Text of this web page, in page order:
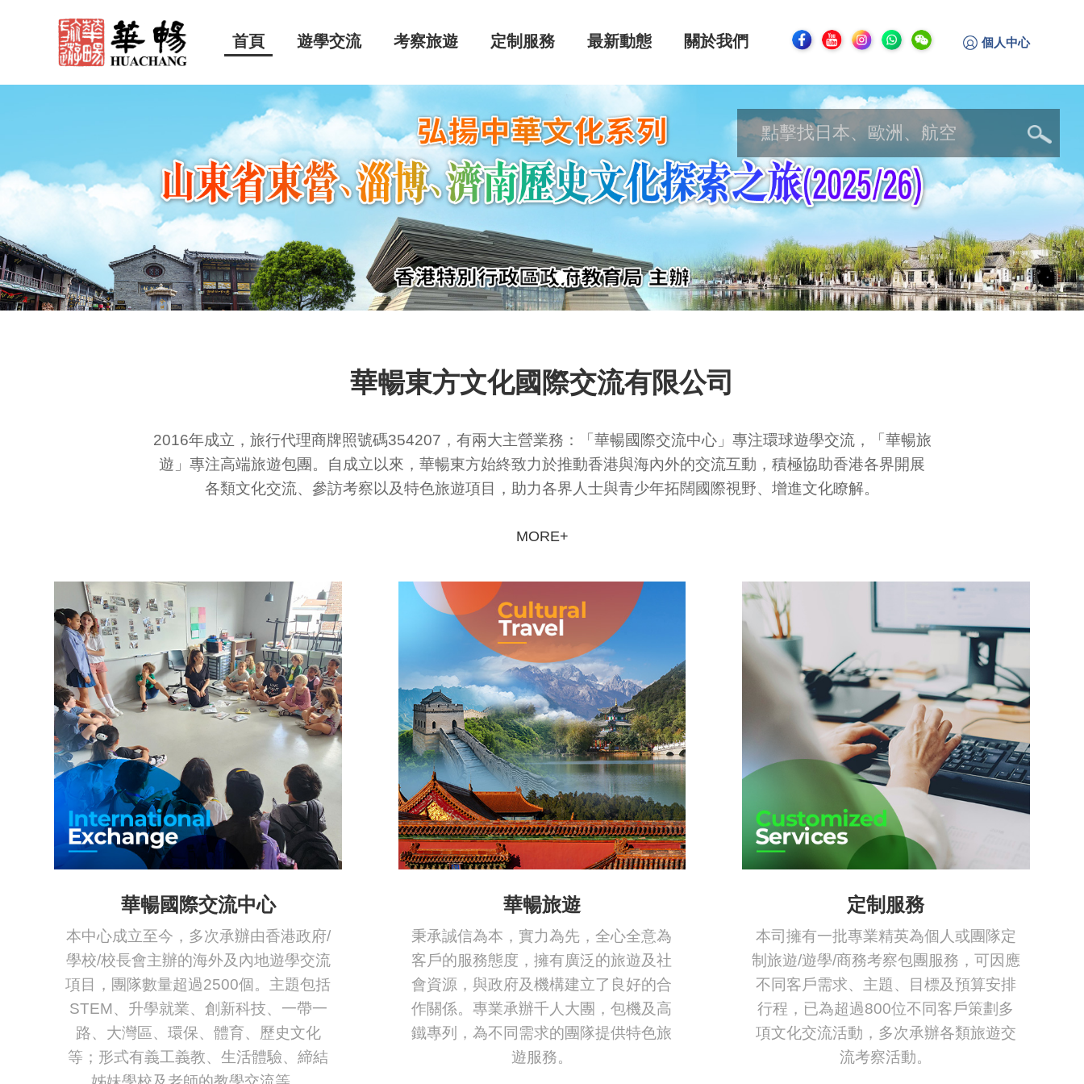
首頁 遊學交流 考察旅遊 定制服務 最新動態 關於我們 個人中心
華暢東方文化國際交流有限公司
2016年成立，旅行代理商牌照號碼354207，有兩大主營業務：「華暢國際交流中心」專注環球遊學交流，「華暢旅
遊」專注高端旅遊包團。自成立以來，華暢東方始終致力於推動香港與海內外的交流互動，積極協助香港各界開展
各類文化交流、參訪考察以及特色旅遊項目，助力各界人士與青少年拓闊國際視野、增進文化瞭解。
MORE+
華暢國際交流中心
本中心成立至今，多次承辦由香港政府/
學校/校長會主辦的海外及內地遊學交流
項目，團隊數量超過2500個。主題包括
STEM、升學就業、創新科技、一帶一
路、大灣區、環保、體育、歷史文化
等；形式有義工義教、生活體驗、締結
華暢旅遊
秉承誠信為本，實力為先，全心全意為
客戶的服務態度，擁有廣泛的旅遊及社
會資源，與政府及機構建立了良好的合
作關係。專業承辦千人大團，包機及高
鐵專列，為不同需求的團隊提供特色旅
遊服務。
定制服務
本司擁有一批專業精英為個人或團隊定
制旅遊/遊學/商務考察包團服務，可因應
不同客戶需求、主題、目標及預算安排
行程，已為超過800位不同客戶策劃多
項文化交流活動，多次承辦各類旅遊交
流考察活動。